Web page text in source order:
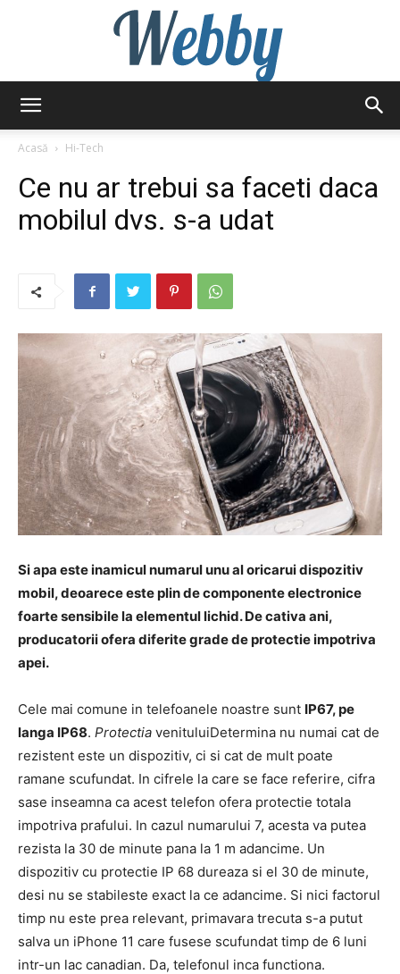
Acasă
Hi-Tech
Ce nu ar trebui sa faceti daca
mobilul dvs. s-a udat
Si apa este inamicul numarul unu al oricarui dispozitiv
mobil, deoarece este plin de componente electronice
foarte sensibile la elementul lichid. De cativa ani,
producatorii ofera diferite grade de protectie impotriva
apei.
Cele mai comune in telefoanele noastre sunt IP67, pe
langa IP68. Protectia venituluiDetermina nu numai cat de
rezistent este un dispozitiv, ci si cat de mult poate
ramane scufundat. In cifrele la care se face referire, cifra
sase inseamna ca acest telefon ofera protectie totala
impotriva prafului. In cazul numarului 7, acesta va putea
rezista la 30 de minute pana la 1 m adancime. Un
dispozitiv cu protectie IP 68 dureaza si el 30 de minute,
desi nu se stabileste exact la ce adancime. Si nici factorul
timp nu este prea relevant, primavara trecuta s-a putut
salva un iPhone 11 care fusese scufundat timp de 6 luni
intr-un lac canadian. Da, telefonul inca functiona.